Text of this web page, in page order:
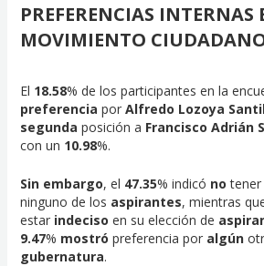
PREFERENCIAS INTERNAS
MOVIMIENTO
El 18.58% de los participantes en la
preferencia por Alfredo Lozoya
segunda posición a Francisco Adrián
con un 10.98%.
Sin embargo, el 47.35% indicó notener
ninguno de los aspirantes, mientras
estar indeciso en su elección de
9.47% mostró preferencia por algún
gubernatura.